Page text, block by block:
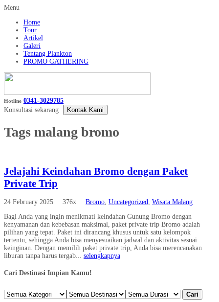
Menu
Home
Tour
Artikel
Galeri
Tentang Plankton
PROMO GATHERING
Hotline 0341-3029785
Konsultasi sekarang
Kontak Kami
Tags malang bromo
Jelajahi Keindahan Bromo dengan Paket
Private Trip
24 February 2025 376x Bromo, Uncategorized, Wisata Malang
Bagi Anda yang ingin menikmati keindahan Gunung Bromo dengan
kenyamanan dan kebebasan maksimal, paket private trip Bromo adalah
pilihan yang tepat. Paket ini dirancang khusus untuk satu kelompok
tertentu, sehingga Anda bisa menyesuaikan jadwal dan aktivitas sesuai
keinginan. Dengan memilih paket private trip, Anda bisa merencanakan
liburan tanpa harus tergab... selengkapnya
Cari Destinasi Impian Kamu!
Cari